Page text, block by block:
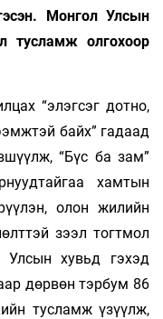
Монгол Улсын
тусламж олгохоор
“элэгсэг дотно,
байх” гадаад
“Бүс ба зам”
хамтын
олон жилийн
зээл тогтмол
Улсын хувьд гэхэд
дөрвөн тэрбум 86
тусламж үзүүлж,